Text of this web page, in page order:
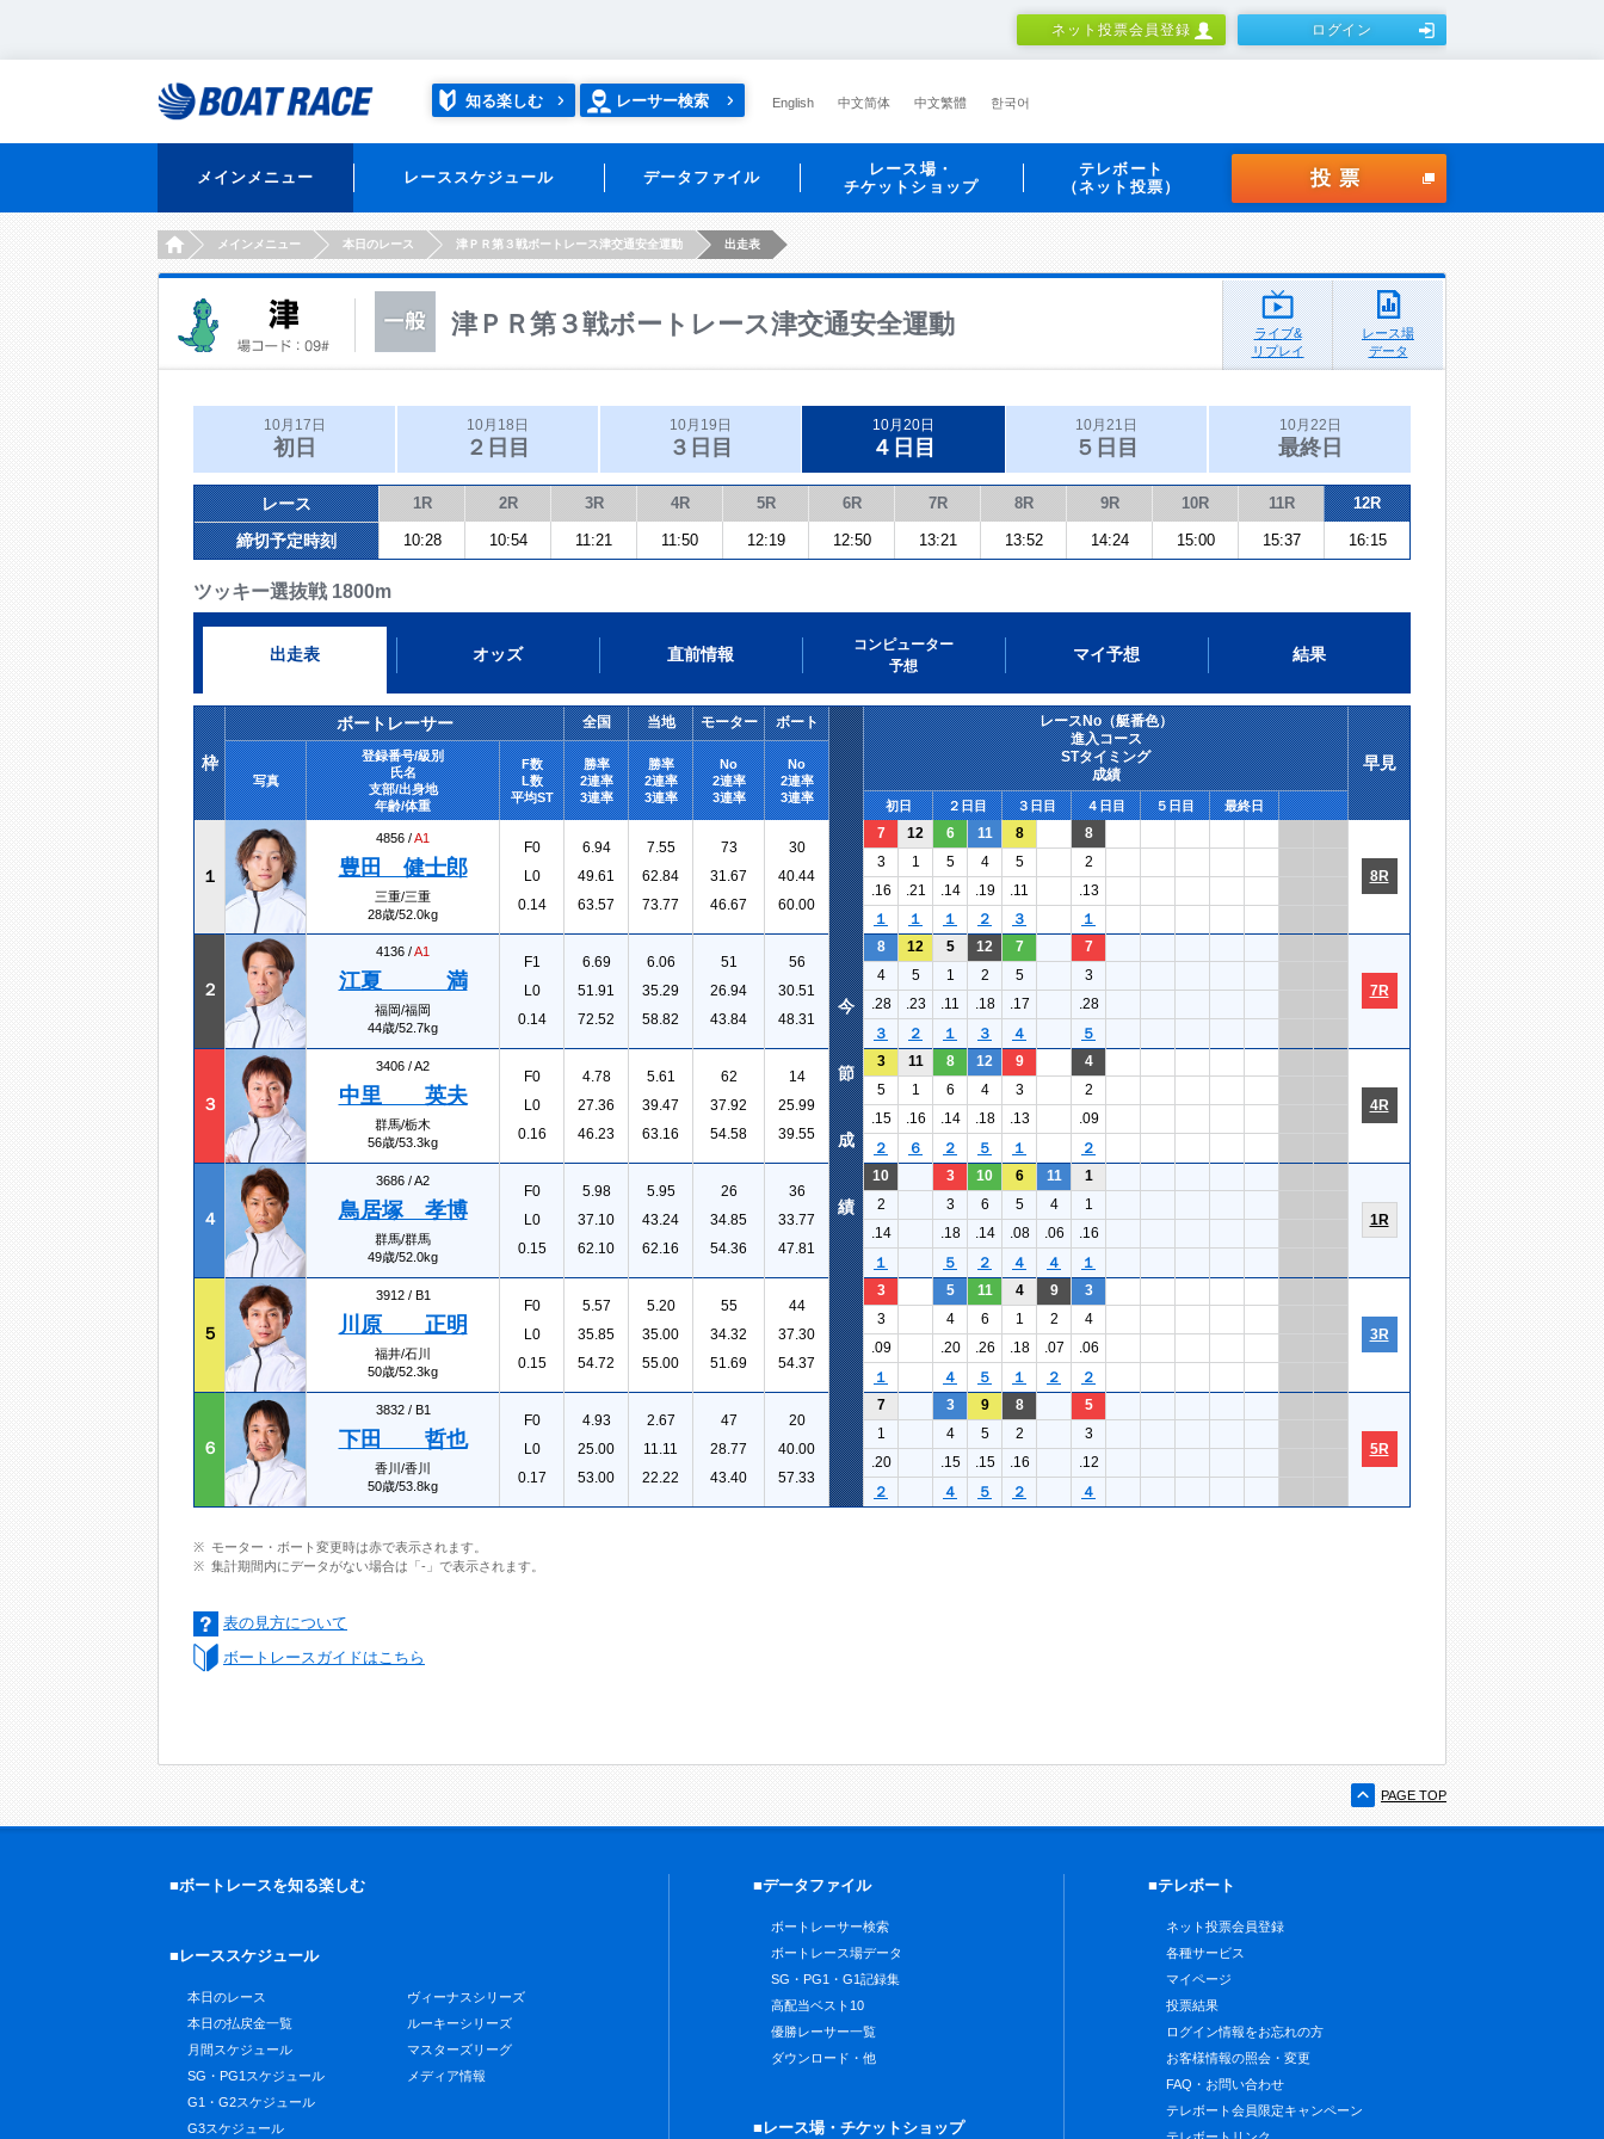
ネット投票会員登録 ログイン
知る楽しむ レーサー検索 English 中文简体 中文繁體 한국어
メインメニュー レーススケジュール データファイル
レース場・
チケットショップ
テレボート
（ネット投票）
投票
HOMEメインメニュー 本日のレース 津ＰＲ第３戦ボートレース津交通安全運動 出走表
津ＰＲ第３戦ボートレース津交通安全運動
ライブ&
リプレイ
レース場
データ
10月17日
初日
10月18日
２日目
10月19日
３日目
10月20日
４日目
10月21日
５日目
10月22日
最終日
レース 1R 2R 3R 4R 5R 6R 7R 8R 9R 10R 11R 12R
締切予定時刻 10:28 10:54 11:21 11:50 12:19 12:50 13:21 13:52 14:24 15:00 15:37 16:15
ツッキー選抜戦 1800m
出走表 オッズ 直前情報
コンピューター
予想
マイ予想 結果
枠
ボートレーサー 全国 当地 モーター ボート
レースNo（艇番色）
進入コース
STタイミング
成績
早見
写真
登録番号/級別
氏名
支部/出身地
年齢/体重
F数
L数
平均ST
勝率
2連率
3連率
勝率
2連率
3連率
No
2連率
3連率
No
2連率
3連率
初日 ２日目 ３日目 ４日目 ５日目 最終日
１
4856 /A1
豊田 健士郎
三重/三重
28歳/52.0kg
F0
L0
0.14
6.94
49.61
63.57
7.55
62.84
73.77
73
31.67
46.67
30
40.44
60.00
7 12 6 11 8 8
8R
3 1 5 4 5
2
.16
.21 .14 .19 .11
.13
１
１ １ ２ ３ １
２
4136 /A1
江夏 満
福岡/福岡
44歳/52.7kg
F1
L0
0.14
6.69
51.91
72.52
6.06
35.29
58.82
51
26.94
43.84
56
30.51
48.31
8 12 5 12 7 7
7R
4 5 1 2 5
3
.28
.23 .11 .18 .17
.28
３
２ １ ３ ４ ５
３
3406 /A2
中里 英夫
群馬/栃木
56歳/53.3kg
F0
L0
0.16
4.78
27.36
46.23
5.61
39.47
63.16
62
37.92
54.58
14
25.99
39.55
3 11 8 12 9 4
4R
5 1 6 4 3
2
.15
.16 .14 .18 .13
.09
２
６ ２ ５ １ ２
４
3686 /A2
鳥居塚 孝博
群馬/群馬
49歳/52.0kg
F0
L0
0.15
5.98
37.10
62.10
5.95
43.24
62.16
26
34.85
54.36
36
33.77
47.81
10 3 10 6 11 1
1R
2 3 6 5 4
1
.14
.18 .14 .08 .06
.16
１
５ ２ ４ ４ １
５
3912 / B1
川原 正明
福井/石川
50歳/52.3kg
F0
L0
0.15
5.57
35.85
54.72
5.20
35.00
55.00
55
34.32
51.69
44
37.30
54.37
3 5 11 4 9 3
3R
3 4 6 1 2
4
.09
.20 .26 .18 .07
.06
１
４ ５ １ ２ ２
６
3832 / B1
下田 哲也
香川/香川
50歳/53.8kg
F0
L0
0.17
4.93
25.00
53.00
2.67
11.11
22.22
47
28.77
43.40
20
40.00
57.33
7 3 9 8 5
5R
1 4 5 2
3
.20
.15 .15 .16
.12
２
４ ５ ２ ４
今
節
成
績
モーター・ボート変更時は赤で表示されます。
集計期間内にデータがない場合は「-」で表示されます。
表の見方について
ボートレースガイドはこちら
PAGE TOP
■ボートレースを知る楽しむ
■レーススケジュール
本日のレース
本日の払戻金一覧
月間スケジュール
SG・PG1スケジュール
G1・G2スケジュール
G3スケジュール
ヴィーナスシリーズ
ルーキーシリーズ
マスターズリーグ
メディア情報
■データファイル
ボートレーサー検索
ボートレース場データ
SG・PG1・G1記録集
高配当ベスト10
優勝レーサー一覧
ダウンロード・他
■レース場・チケットショップ
■テレボート
ネット投票会員登録
各種サービス
マイページ
投票結果
ログイン情報をお忘れの方
お客様情報の照会・変更
FAQ・お問い合わせ
テレボート会員限定キャンペーン